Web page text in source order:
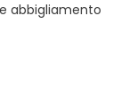
abbigliamento